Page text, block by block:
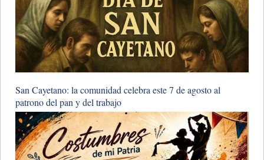
San Cayetano: la comunidad celebra este 7 de agosto al
patrono del pan y del trabajo